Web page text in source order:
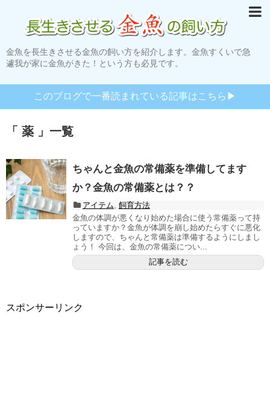
金魚を長生きさせる金魚の飼い方を紹介します。金魚すくいで急
遽我が家に金魚がきた！という方も必見です。
このブログで一番読まれている記事はこちら▶︎
「 薬 」一覧
ちゃんと金魚の常備薬を準備してます
か？金魚の常備薬とは？？
アイテム, 飼育方法
金魚の体調が悪くなり始めた場合に使う常備薬って持
っていますか？金魚が体調を崩し始めたらすぐに悪化
しますので、ちゃんと常備薬は準備するようにしまし
ょう！ 今回は、金魚の常備薬につい...
記事を読む
スポンサーリンク